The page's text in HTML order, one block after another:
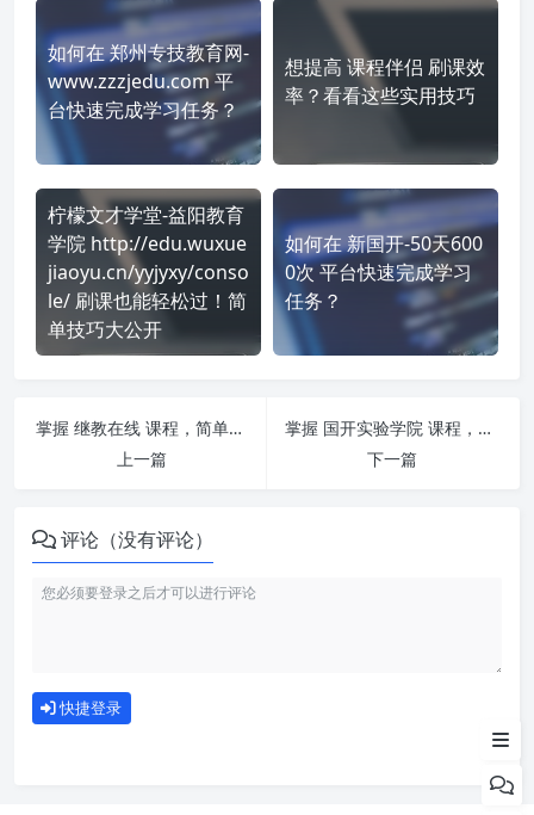
如何在 郑州专技教育网-
www.zzzjedu.com 平
台快速完成学习任务？
想提高 课程伴侣 刷课效
率？看看这些实用技巧
柠檬文才学堂-益阳教育
学院 http://edu.wuxue
jiaoyu.cn/yyjyxy/conso
le/ 刷课也能轻松过！简
单技巧大公开
如何在 新国开-50天600
0次 平台快速完成学习
任务？
掌握 继教在线 课程，简单刷课技巧分享！
上一篇
掌握 国开实验学院 课程，简单刷课技巧分享！
下一篇
评论（没有评论）
快捷登录